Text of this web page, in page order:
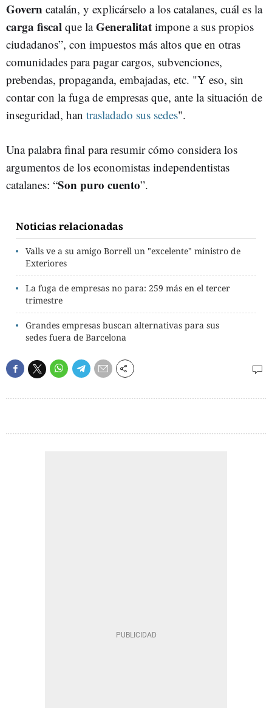
Govern catalán, y explicárselo a los catalanes, cuál es la
carga fiscal que laGeneralitat impone a sus propios
ciudadanos”, con impuestos más altos que en otras
comunidades para pagar cargos, subvenciones,
prebendas, propaganda, embajadas, etc. "Y eso, sin
contar con la fuga de empresas que, ante la situación de
inseguridad, han trasladado sus sedes".
Una palabra final para resumir cómo considera los
argumentos de los economistas independentistas
catalanes: “Son puro cuento”.
Noticias relacionadas
Valls ve a su amigo Borrell un "excelente" ministro de
Exteriores
La fuga de empresas no para: 259 más en el tercer
trimestre
Grandes empresas buscan alternativas para sus
sedes fuera de Barcelona